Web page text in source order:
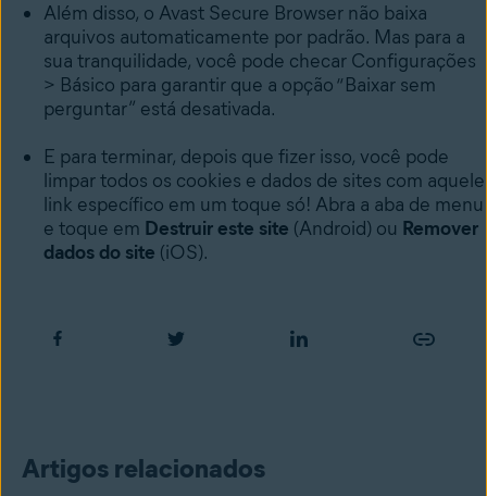
Além disso, o Avast Secure Browser não baixa
arquivos automaticamente por padrão. Mas para a
sua tranquilidade, você pode checar Configurações
> Básico para garantir que a opção “Baixar sem
perguntar” está desativada.
E para terminar, depois que fizer isso, você pode
limpar todos os cookies e dados de sites com aquele
link específico em um toque só! Abra a aba de menu
e toque em Destruir este site (Android) ou Remover
dados do site (iOS).
Artigos relacionados